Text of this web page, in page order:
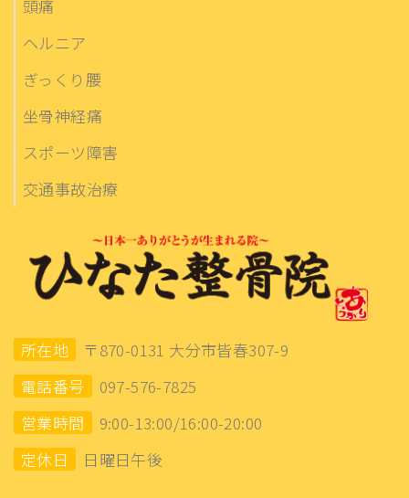
頭痛
ヘルニア
ぎっくり腰
坐骨神経痛
スポーツ障害
交通事故治療
所在地
〒870-0131 大分市皆春307-9
電話番号
097-576-7825
営業時間
9:00-13:00/16:00-20:00
定休日
日曜日午後